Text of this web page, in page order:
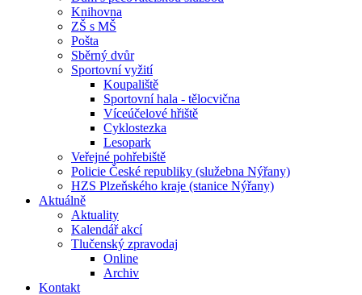
Knihovna
ZŠ s MŠ
Pošta
Sběrný dvůr
Sportovní vyžití
Koupaliště
Sportovní hala - tělocvična
Víceúčelové hřiště
Cyklostezka
Lesopark
Veřejné pohřebiště
Policie České republiky (služebna Nýřany)
HZS Plzeňského kraje (stanice Nýřany)
Aktuálně
Aktuality
Kalendář akcí
Tlučenský zpravodaj
Online
Archiv
Kontakt